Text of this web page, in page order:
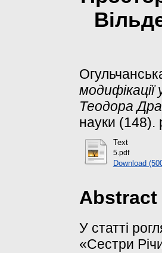
Теодора
науки (148).
Text
5.pdf
Download
Abstract
У статті
«Сестри